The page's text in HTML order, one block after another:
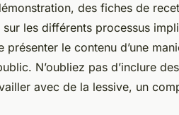
des fiches de
les différents processus
présenter le contenu d’une
N’oubliez pas d’inclure
avec de la lessive, un